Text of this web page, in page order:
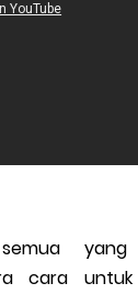
yang
cara untuk